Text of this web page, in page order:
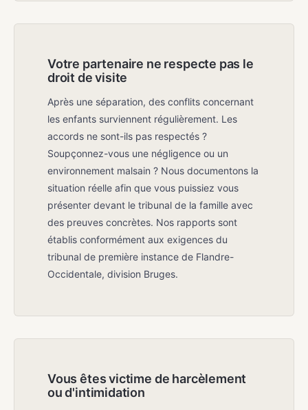
Votre partenaire ne respecte pas le
droit de visite
Après une séparation, des conflits concernant
les enfants surviennent régulièrement. Les
accords ne sont-ils pas respectés ?
Soupçonnez-vous une négligence ou un
environnement malsain ? Nous documentons la
situation réelle afin que vous puissiez vous
présenter devant le tribunal de la famille avec
des preuves concrètes. Nos rapports sont
établis conformément aux exigences du
tribunal de première instance de Flandre-
Occidentale, division Bruges.
Vous êtes victime de harcèlement
ou d'intimidation